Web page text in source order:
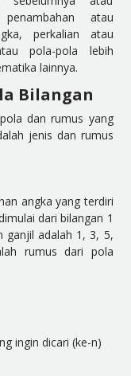
atau
perkalian atau
pola-pola lebih
lainnya.
Bilangan
dan rumus yang
jenis dan rumus
angka yang terdiri
dari bilangan 1
ganjil adalah 1, 3, 5,
rumus dari pola
ingin dicari (ke-n)